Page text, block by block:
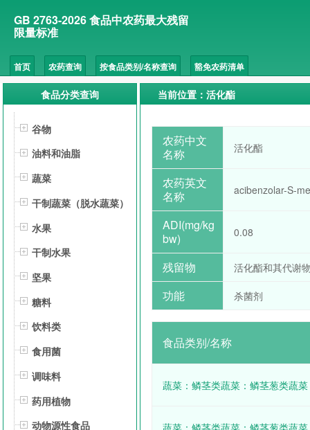
GB 2763-2026 食品中农药最大残留
限量标准
首页 农药查询 按食品类别/名称查询 豁免农药清单
食品分类查询
谷物
油料和油脂
蔬菜
干制蔬菜（脱水蔬菜）
水果
干制水果
坚果
糖料
饮料类
食用菌
调味料
药用植物
动物源性食品
当前位置：活化酯
农药中文
名称
活化酯
农药英文
名称
acibenzolar-S-
ADI(mg/kg
bw)
0.08
残留物 活化酯和其代谢
功能 杀菌剂
食品类别/名称
蔬菜：鳞茎类蔬菜：鳞茎葱类蔬
蔬菜：鳞茎类蔬菜：鳞茎葱类蔬